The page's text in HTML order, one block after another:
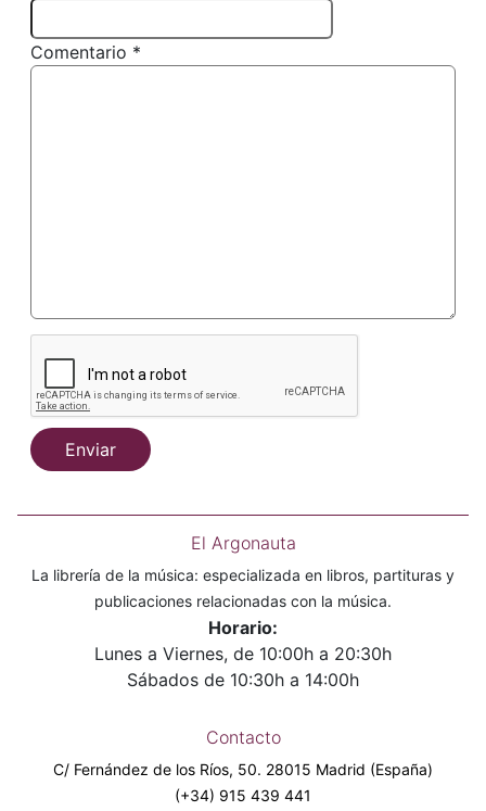
Comentario *
Enviar
El Argonauta
La librería de la música: especializada en libros, partituras y
publicaciones relacionadas con la música.
Horario:
Lunes a Viernes, de 10:00h a 20:30h
Sábados de 10:30h a 14:00h
Contacto
C/ Fernández de los Ríos, 50. 28015 Madrid (España)
(+34) 915 439 441